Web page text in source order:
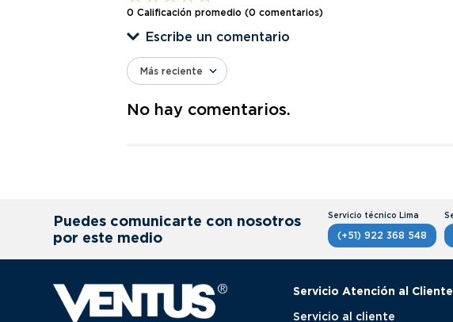
0 Calificación promedio (0 comentarios)
Escribe un comentario
Agregar comentario
Título
Tu nombre
Dirección de email
Más reciente
No hay comentarios.
Puedes comunicarte con nosotros
por este medio
(+51) 922 368 548
Servicio Atención al Cliente
Servicio al cliente